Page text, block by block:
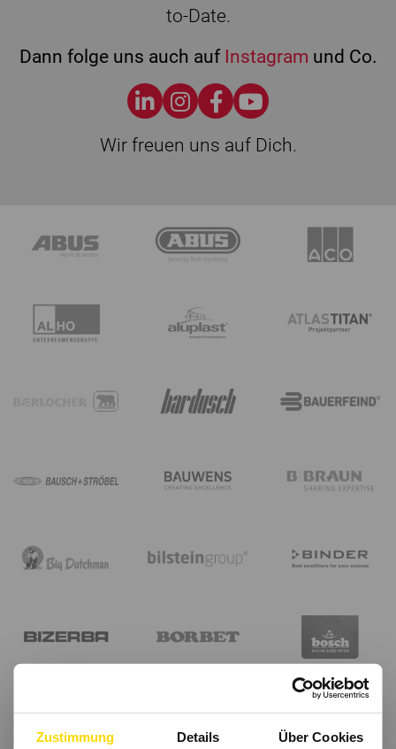
Zustimmung Details Über Cookies
to-Date.
Dann folge uns auch auf Instagram und Co.
Wir freuen uns auf Dich.